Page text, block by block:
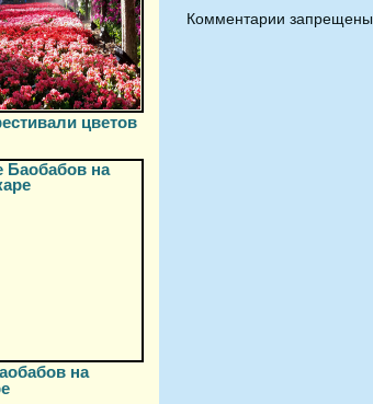
цветов
на
Комментарии запрещены.